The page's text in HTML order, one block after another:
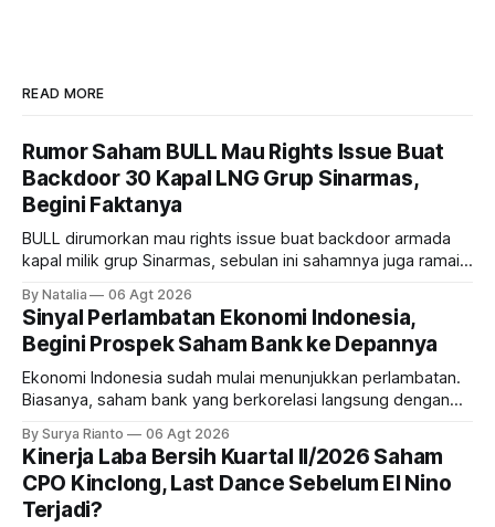
READ MORE
Rumor Saham BULL Mau Rights Issue Buat
Backdoor 30 Kapal LNG Grup Sinarmas,
Begini Faktanya
BULL dirumorkan mau rights issue buat backdoor armada
kapal milik grup Sinarmas, sebulan ini sahamnya juga ramai
masih menarik dilirik?
By Natalia 06 Agt 2026
Sinyal Perlambatan Ekonomi Indonesia,
Begini Prospek Saham Bank ke Depannya
Ekonomi Indonesia sudah mulai menunjukkan perlambatan.
Biasanya, saham bank yang berkorelasi langsung dengan
bank ke depannya?
By Surya Rianto 06 Agt 2026
Kinerja Laba Bersih Kuartal II/2026 Saham
CPO Kinclong, Last Dance Sebelum El Nino
Terjadi?